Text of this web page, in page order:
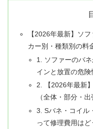
【2026年最新】ソ
カー別・種類別の料
1. ソファーのバ
インと放置の危険
2. 【2026年最新
（全体・部分・出
3. Sバネ・コイル
って修理費用はど